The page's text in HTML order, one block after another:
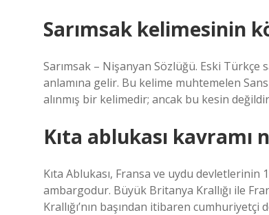
Sarımsak kelimesinin
Sarımsak – Nişanyan Sözlüğü. Eski
anlamına gelir. Bu kelime muhtemelen
alınmış bir kelimedir; ancak bu kesin
Kıta ablukası kavramı
Kıta Ablukası, Fransa ve uydu devletlerinin
ambargodur. Büyük Britanya Krallığı ile
Krallığı’nın başından itibaren cumhuriyetçi